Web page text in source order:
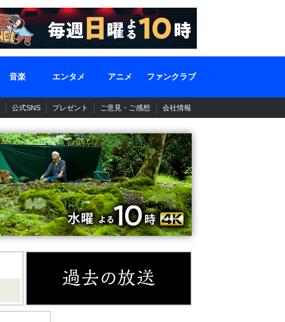
音楽 エンタメ アニメ ファンクラブ
公式SNS プレゼント ご意見・ご感想 会社情報